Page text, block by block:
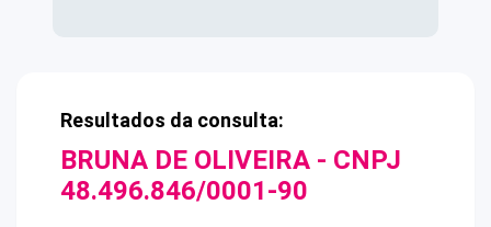
Resultados da consulta:
BRUNA DE OLIVEIRA - CNPJ
48.496.846/0001-90